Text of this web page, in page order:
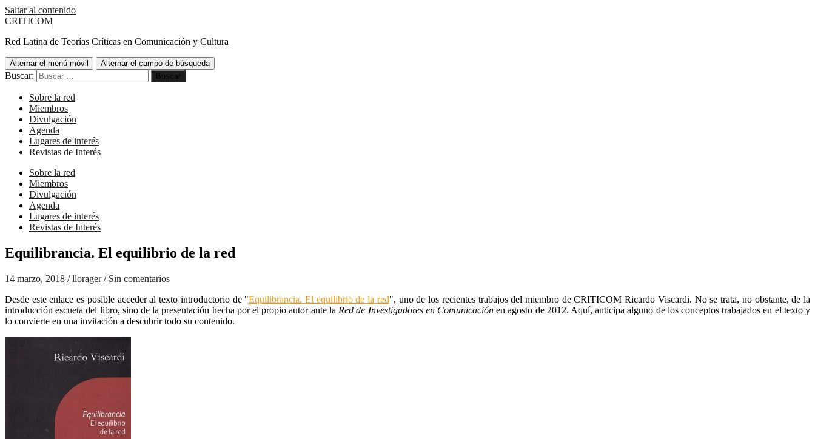
Saltar al contenido
CRITICOM
Red Latina de Teorías Críticas en Comunicación y Cultura
Alternar el menú móvil Alternar el campo de búsqueda
Buscar:
Sobre la red
Miembros
Divulgación
Agenda
Lugares de interés
Revistas de Interés
Sobre la red
Miembros
Divulgación
Agenda
Lugares de interés
Revistas de Interés
Equilibrancia. El equilibrio de la red
14 marzo, 2018 /llorager / Sin comentarios
Desde este enlace es posible acceder al texto introductorio de "Equilibrancia. El equilibrio de la red", uno de los recientes trabajos del miembro de CRITICOM Ricardo Viscardi. No se trata, no obstante, de la
introducción escueta del libro, sino de la presentación hecha por el propio autor ante la Red de Investigadores en Comunicaciónen agosto de 2012. Aquí, anticipa alguno de los conceptos trabajados en el texto y
lo convierte en una invitación a descubrir todo su contenido.